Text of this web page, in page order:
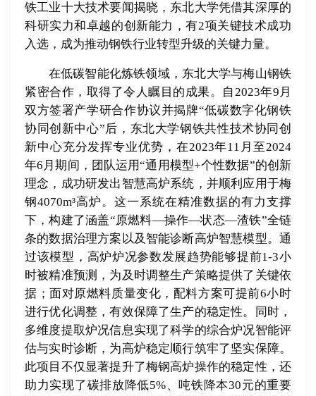
铁工业十大技术要闻揭晓，东北大学凭借其深厚的
科研实力和卓越的创新能力，有2项关键技术成功
入选，成为推动钢铁行业转型升级的关键力量。
在低碳智能化炼铁领域，东北大学与梅山钢铁
紧密合作，取得了令人瞩目的成果。自2023年9月
双方签署产学研合作协议并揭牌“低碳数字化钢铁
协同创新中心”后，东北大学钢铁共性技术协同创
新中心充分发挥专业优势，在2023年11月至2024
年6月期间，团队运用“通用模型+个性数据”的创新
理念，成功研发出智慧高炉系统，并顺利应用于梅
钢4070m³高炉。这一系统在精准数据的有力支撑
下，构建了涵盖“原燃料—操作—状态—渣铁”全链
条的数据治理方案以及智能诊断高炉智慧模型。通
过该模型，高炉炉况参数发展趋势能够提前1-3小
时被精准预测，为及时调整生产策略提供了关键依
据；面对原燃料质量变化，配料方案可提前6小时
进行优化调整，有效保障了生产的稳定性。同时，
多维度提取炉况信息实现了科学的综合炉况智能评
估与实时诊断，为高炉稳定顺行筑牢了坚实保障。
此项目不仅显著提升了梅钢高炉操作的稳定性，还
助力实现了碳排放降低5%、吨铁降本30元的重要